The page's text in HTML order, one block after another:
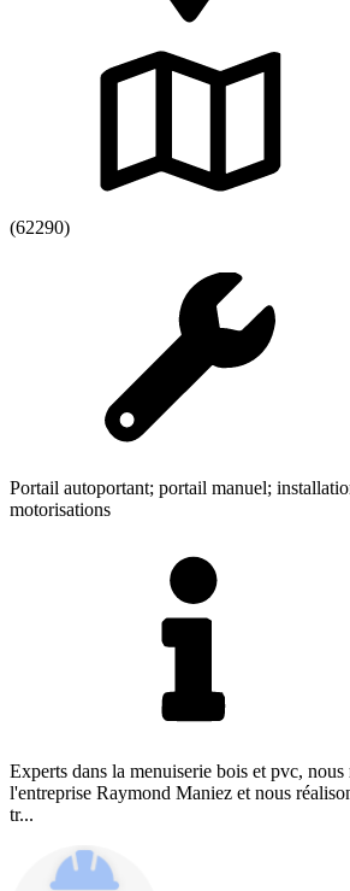
(62290)
Portail autoportant; portail manuel;
motorisations
Experts dans la menuiserie bois et pvc, nous
l'entreprise Raymond Maniez et nous
tr...